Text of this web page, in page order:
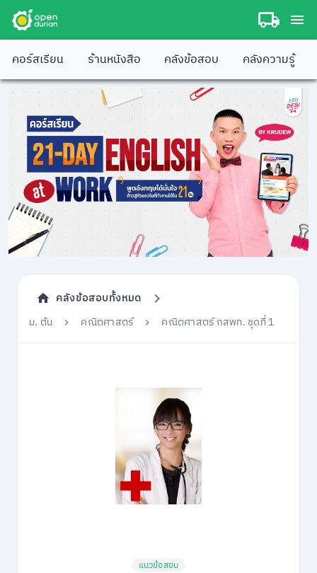
คอร์สเรียน ร้านหนังสือ คลังข้อสอบ คลังความรู้
คลังข้อสอบทั้งหมด
ม. ต้น
คณิตศาสตร์ คณิตศาสตร์ กสพท. ชุดที่ 1
แนวข้อสอบ